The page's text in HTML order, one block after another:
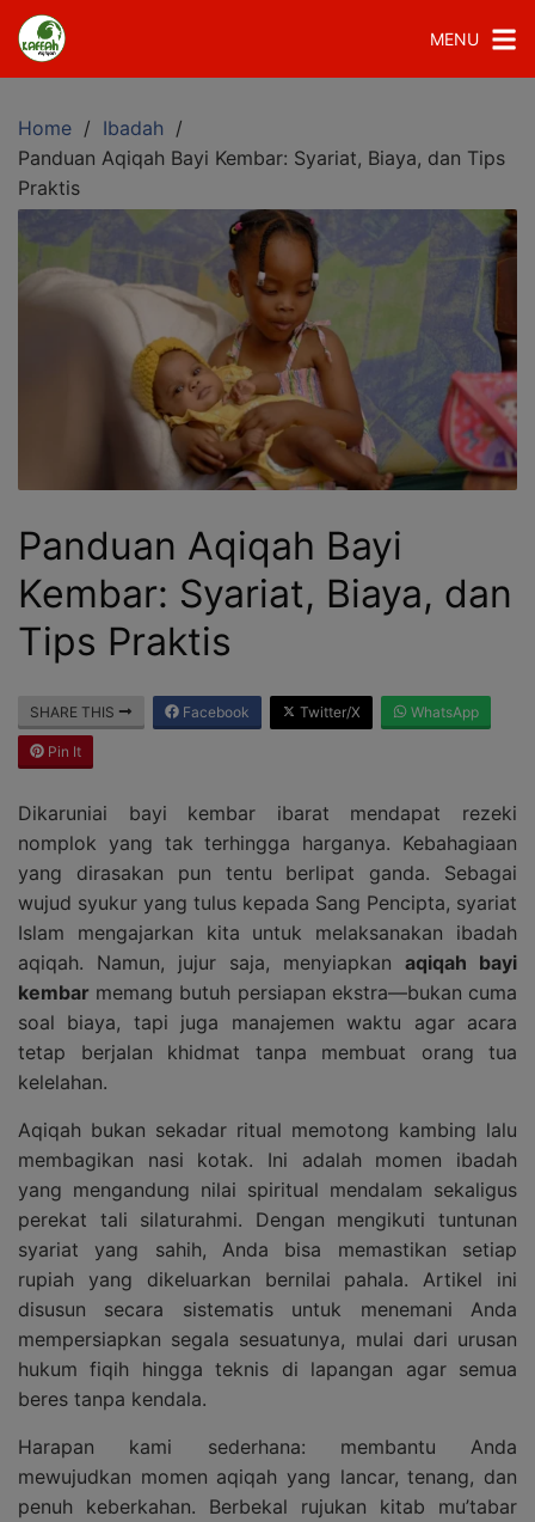
MENU
Home
Ibadah
Panduan Aqiqah Bayi Kembar: Syariat, Biaya, dan Tips
Praktis
Panduan Aqiqah Bayi
Kembar: Syariat, Biaya, dan
Tips Praktis
SHARE THIS Facebook Twitter/X WhatsApp
Pin It
Dikaruniai bayi kembar ibarat mendapat rezeki
nomplok yang tak terhingga harganya. Kebahagiaan
yang dirasakan pun tentu berlipat ganda. Sebagai
wujud syukur yang tulus kepada Sang Pencipta, syariat
Islam mengajarkan kita untuk melaksanakan ibadah
aqiqah. Namun, jujur saja, menyiapkan aqiqah bayi
kembar memang butuh persiapan ekstra—bukan cuma
soal biaya, tapi juga manajemen waktu agar acara
tetap berjalan khidmat tanpa membuat orang tua
kelelahan.
Aqiqah bukan sekadar ritual memotong kambing lalu
membagikan nasi kotak. Ini adalah momen ibadah
yang mengandung nilai spiritual mendalam sekaligus
perekat tali silaturahmi. Dengan mengikuti tuntunan
syariat yang sahih, Anda bisa memastikan setiap
rupiah yang dikeluarkan bernilai pahala. Artikel ini
disusun secara sistematis untuk menemani Anda
mempersiapkan segala sesuatunya, mulai dari urusan
hukum fiqih hingga teknis di lapangan agar semua
beres tanpa kendala.
Harapan kami sederhana: membantu Anda
mewujudkan momen aqiqah yang lancar, tenang, dan
penuh keberkahan. Berbekal rujukan kitab mu’tabar